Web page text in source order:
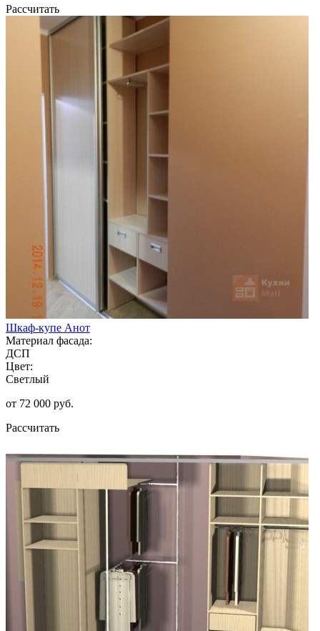
Рассчитать
Шкаф-купе Анот
Материал фасада:
ДСП
Цвет:
Светлый
от 72 000 руб.
Рассчитать